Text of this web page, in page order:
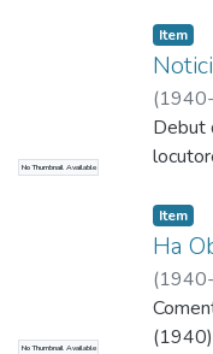
No Thumbnail Available
Item
(
Debut
No Thumbnail Available
Item
Ha
(
(1940)